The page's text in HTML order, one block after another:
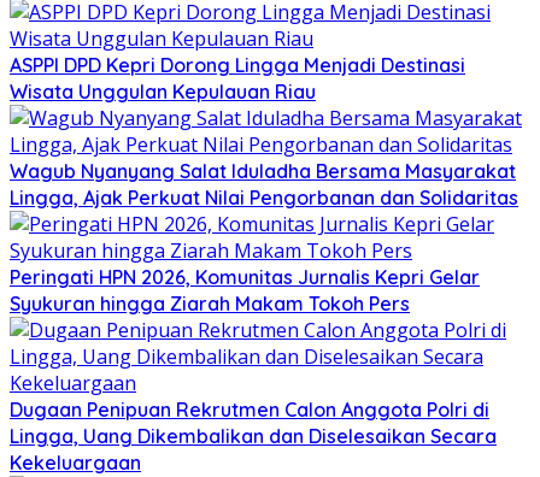
ASPPI DPD Kepri Dorong Lingga Menjadi Destinasi
Wisata Unggulan Kepulauan Riau
Wagub Nyanyang Salat Iduladha Bersama Masyarakat
Lingga, Ajak Perkuat Nilai Pengorbanan dan Solidaritas
Peringati HPN 2026, Komunitas Jurnalis Kepri Gelar
Syukuran hingga Ziarah Makam Tokoh Pers
Dugaan Penipuan Rekrutmen Calon Anggota Polri di
Lingga, Uang Dikembalikan dan Diselesaikan Secara
Kekeluargaan